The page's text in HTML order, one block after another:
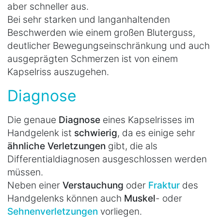
aber schneller aus.
Bei sehr starken und langanhaltenden
Beschwerden wie einem großen Bluterguss,
deutlicher Bewegungseinschränkung und auch
ausgeprägten Schmerzen ist von einem
Kapselriss auszugehen.
Diagnose
Die genaue Diagnose eines Kapselrisses im
Handgelenk ist schwierig, da es einige sehr
ähnliche Verletzungen gibt, die als
Differentialdiagnosen ausgeschlossen werden
müssen.
Neben einer Verstauchung oder Fraktur des
Handgelenks können auch Muskel- oder
Sehnenverletzungen vorliegen.